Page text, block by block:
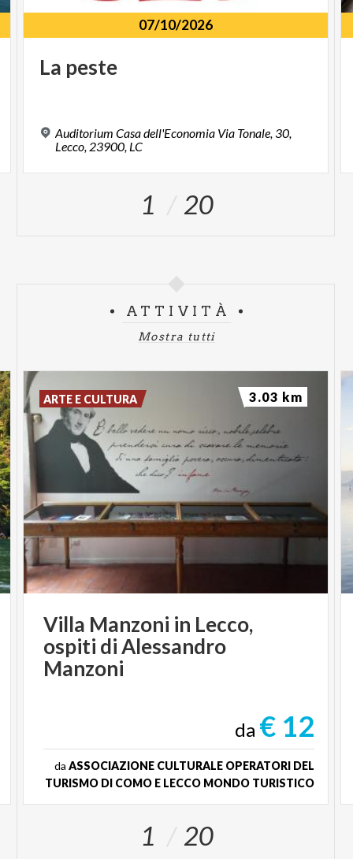
07/10/2026
La peste
Auditorium Casa dell'Economia Via Tonale, 30,
Lecco, 23900, LC
1 20
ATTIVITÀ
Mostra tutti
Villa Manzoni in Lecco,
ospiti di Alessandro
Manzoni
da € 12
da ASSOCIAZIONE CULTURALE OPERATORI DEL
TURISMO DI COMO E LECCO MONDO TURISTICO
ARTE E CULTURA 3.03 km
1 20